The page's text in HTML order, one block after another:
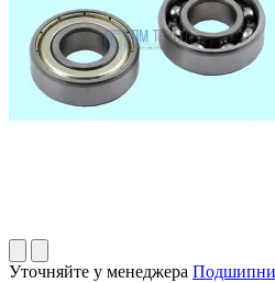
Уточняйте у менеджера